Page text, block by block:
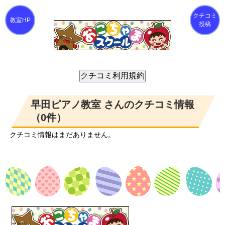
クチコミ
投稿
早田ピアノ教室 さんのクチコミ情報
（0件）
クチコミ情報はまだありません。